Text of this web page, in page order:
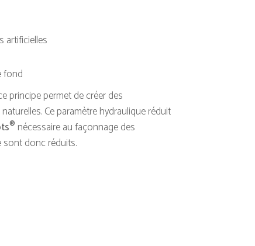
artificielles
fond
principe permet de créer des
Ce paramètre hydraulique réduit
® nécessaire au façonnage des
sont donc réduits.